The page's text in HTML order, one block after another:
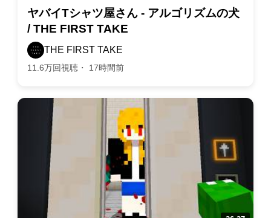
ヤバイTシャツ屋さん - アルゴリズムの犬
/ THE FIRST TAKE
THE FIRST TAKE
11.6万回視聴・ 17時間前